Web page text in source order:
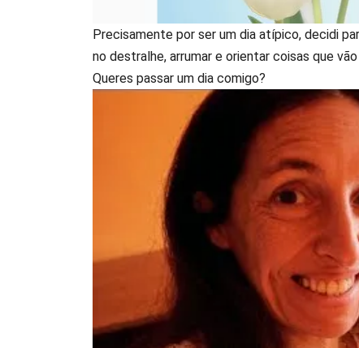
Precisamente por ser um dia atípico, decidi
no destralhe, arrumar e orientar coisas que
Queres passar um dia comigo?